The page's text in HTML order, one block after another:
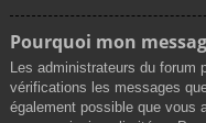
Pourquoi mon
Les administrateurs du forum
vérifications les messages
également possible que vous